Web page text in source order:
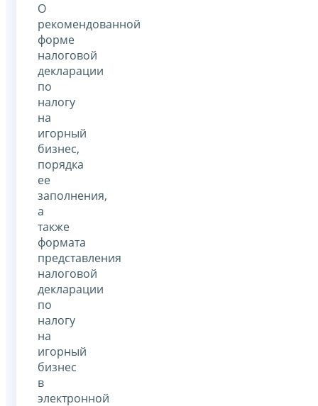
О
рекомендованной
форме
налоговой
декларации
по
налогу
на
игорный
бизнес,
порядка
ее
заполнения,
а
также
формата
представления
налоговой
декларации
по
налогу
на
игорный
бизнес
в
электронной